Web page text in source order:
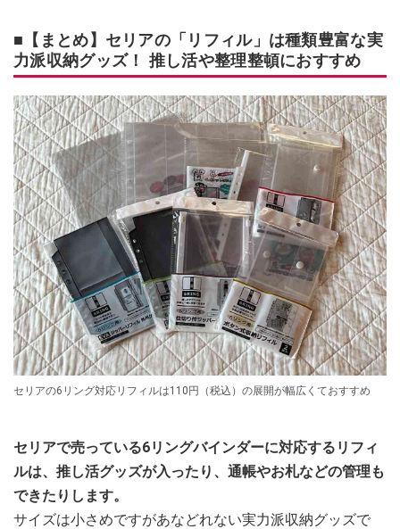
■【まとめ】セリアの「リフィル」は種類豊富な実
力派収納グッズ！ 推し活や整理整頓におすすめ
セリアの6リング対応リフィルは110円（税込）の展開が幅広くておすすめ
セリアで売っている6リングバインダーに対応するリフィ
ルは、推し活グッズが入ったり、通帳やお札などの管理も
できたりします。
サイズは小さめですがあなどれない実力派収納グッズで